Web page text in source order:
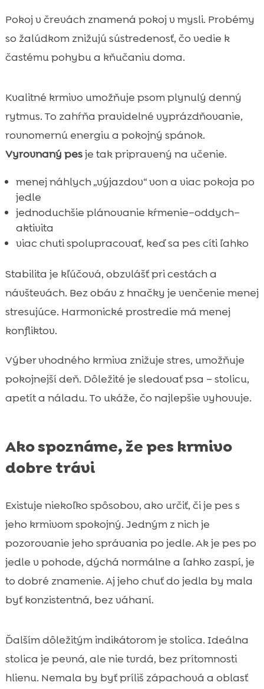
Pokoj v črevách znamená pokoj v mysli. Probémy
so žalúdkom znižujú sústredenosť, čo vedie k
častému pohybu a kňučaniu doma.
Kvalitné krmivo umožňuje psom plynulý denný
rytmus. To zahŕňa pravidelné vyprázdňovanie,
rovnomernú energiu a pokojný spánok.
Vyrovnaný pesje tak pripravený na učenie.
menej náhlych „výjazdov“ von a viac pokoja po
jedle
jednoduchšie plánovanie kŕmenie–oddych–
aktivita
viac chuti spolupracovať, keď sa pes cíti ľahko
Stabilita je kľúčová, obzvlášť pri cestách a
návštevách. Bez obáv z hnačky je venčenie menej
stresujúce. Harmonické prostredie má menej
konfliktov.
Výber vhodného krmiva znižuje stres, umožňuje
pokojnejší deň. Dôležité je sledovať psa – stolicu,
apetít a náladu. To ukáže, čo najlepšie vyhovuje.
Ako spoznáme, že pes krmivo
dobre trávi
Existuje niekoľko spôsobov, ako určiť, či je pes s
jeho krmivom spokojný. Jedným z nich je
pozorovanie jeho správania po jedle. Ak je pes po
jedle v pohode, dýchá normálne a ľahko zaspí, je
to dobré znamenie. Aj jeho chuť do jedla by mala
byť konzistentná, bez váhaní.
Ďalším dôležitým indikátorom je stolica. Ideálna
stolica je pevná, ale nie tvrdá, bez prítomnosti
hlienu. Nemala by byť príliš zápachová a oblasť